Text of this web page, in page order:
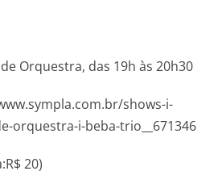
Orquestra, das 19h às 20h30
shows-i-
orquestra-i-beba-trio__671346
20)